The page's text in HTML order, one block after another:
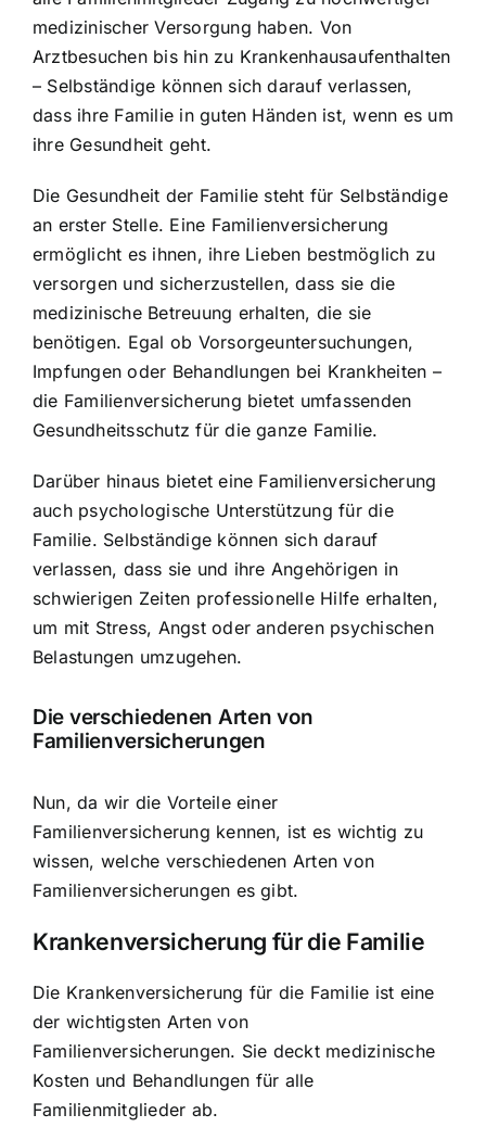
medizinischer Versorgung haben. Von
Arztbesuchen bis hin zu Krankenhausaufenthalten
– Selbständige können sich darauf verlassen,
dass ihre Familie in guten Händen ist, wenn es um
ihre Gesundheit geht.
Die Gesundheit der Familie steht für Selbständige
an erster Stelle. Eine Familienversicherung
ermöglicht es ihnen, ihre Lieben bestmöglich zu
versorgen und sicherzustellen, dass sie die
medizinische Betreuung erhalten, die sie
benötigen. Egal ob Vorsorgeuntersuchungen,
Impfungen oder Behandlungen bei Krankheiten –
die Familienversicherung bietet umfassenden
Gesundheitsschutz für die ganze Familie.
Darüber hinaus bietet eine Familienversicherung
auch psychologische Unterstützung für die
Familie. Selbständige können sich darauf
verlassen, dass sie und ihre Angehörigen in
schwierigen Zeiten professionelle Hilfe erhalten,
um mit Stress, Angst oder anderen psychischen
Belastungen umzugehen.
Die verschiedenen Arten von
Familienversicherungen
Nun, da wir die Vorteile einer
Familienversicherung kennen, ist es wichtig zu
wissen, welche verschiedenen Arten von
Familienversicherungen es gibt.
Krankenversicherung für die Familie
Die Krankenversicherung für die Familie ist eine
der wichtigsten Arten von
Familienversicherungen. Sie deckt medizinische
Kosten und Behandlungen für alle
Familienmitglieder ab.